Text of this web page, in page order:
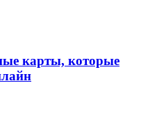
карты, которые